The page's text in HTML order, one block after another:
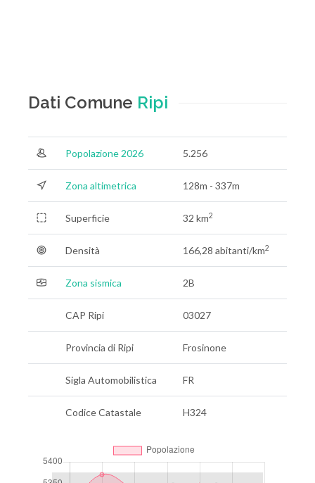
Dati Comune Ripi
Popolazione 2026 5.256
Zona altimetrica 128m - 337m
Superficie 32 km2
Densità 166,28 abitanti/km2
Zona sismica 2B
CAP Ripi 03027
Provincia di Ripi Frosinone
Sigla Automobilistica FR
Codice Catastale H324